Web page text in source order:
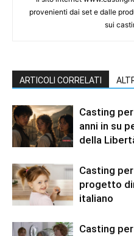
provenienti dai set e dalle
sui
ARTICOLI CORRELATI
Casting
anni in su
della
Casting
progetto
italiano
Casting